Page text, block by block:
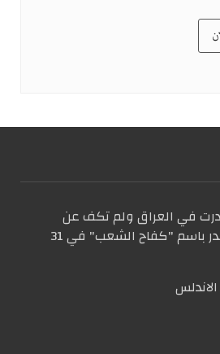
في العراق ولم تكف عن
الصدور. عددها الأول صدر باسم "كفاح الشعب" في 31